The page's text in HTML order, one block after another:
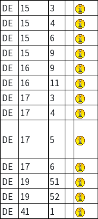
DE
15 3
DE
15 4
DE
15 6
DE
15 9
DE
16 9
DE
16 11
DE
17 3
DE
17 4
DE 17 5
DE 17 6
DE
19 51
DE
19 52
DE
41 1